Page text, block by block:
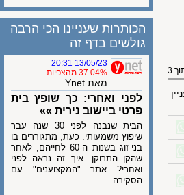
הכותרות שעניינו הכי הרבה
גולשים בדף זה
13/05/23 20:31
37.04% מהצפיות
מאת Ynet
לפני ואחרי: כך שופץ בית
פרטי ביישוב נירית »»
הבית שנבנה לפני 30 שנה עבר
שיפוץ משמעותי. כעת, מתגוררים בו
בני-זוג בשנות ה-60 לחייהם, לאחר
שהקן התרוקן. איך זה נראה לפני
ואחרי? אתר "המקצוענים" עם
הסקירה